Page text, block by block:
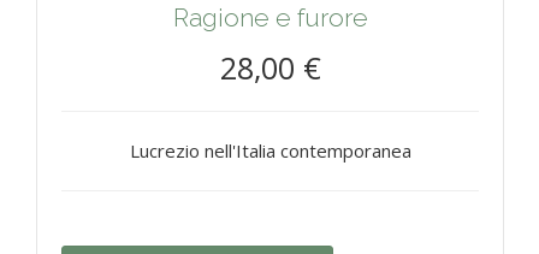
Ragione e furore
28,00 €
Lucrezio nell'Italia contemporanea